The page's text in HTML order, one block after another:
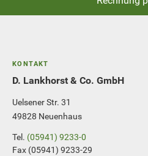
KONTAKT
D. Lankhorst & Co. GmbH
Uelsener Str. 31
49828 Neuenhaus
Tel. (05941) 9233-0
Fax (05941) 9233-29